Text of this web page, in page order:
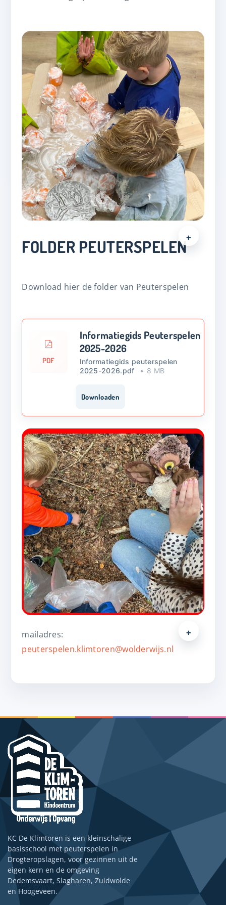
FOLDER PEUTERSPELEN
Download hier de folder van Peuterspelen
PDF
Informatiegids Peuterspelen
2025-2026
Informatiegids peuterspelen
2025-2026.pdf
8 MB
mailadres:
peuterspelen.klimtoren@wolderwijs.nl
KC De Klimtoren is een kleinschalige
basisschool met peuterspelen in
Drogteropslagen, voor gezinnen uit de
eigen kern en de omgeving
Dedemsvaart, Slagharen, Zuidwolde
en Hoogeveen.